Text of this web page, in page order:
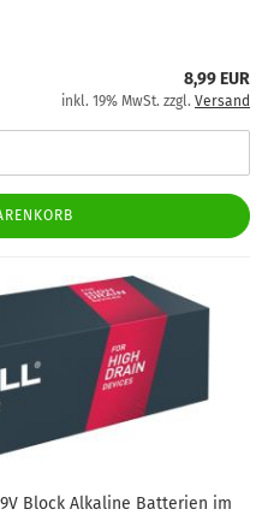
8,99 EUR
inkl. 19% MwSt. zzgl. Versand
Block Alkaline Batterien im